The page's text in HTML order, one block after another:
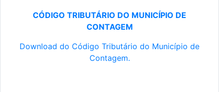
CÓDIGO TRIBUTÁRIO DO MUNICÍPIO DE
CONTAGEM
Download do Código Tributário do Município de
Contagem.